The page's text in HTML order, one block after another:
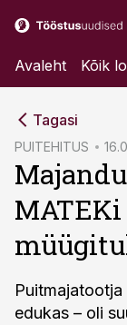
Avaleht Kõik
Tagasi
PUITEHITUS
edukas – oli